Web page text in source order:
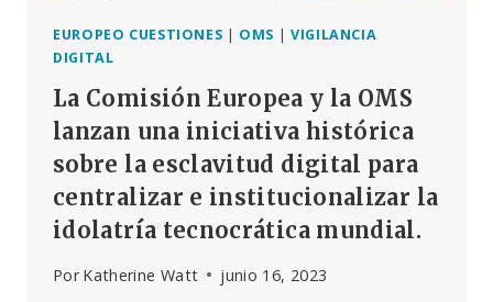
LOS
«DESINFORMACIÓN»
EUROPEO CUESTIONES | OMS |VIGILANCIA
DIGITAL
La Comisión Europea y la OMS
lanzan una iniciativa histórica
sobre la esclavitud digital para
centralizar e institucionalizar la
idolatría tecnocrática mundial.
Por Katherine Watt junio 16, 2023